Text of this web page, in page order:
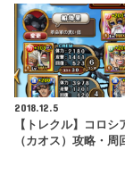
2018.12.5
【トレクル】コロシ
（カオス）攻略・周